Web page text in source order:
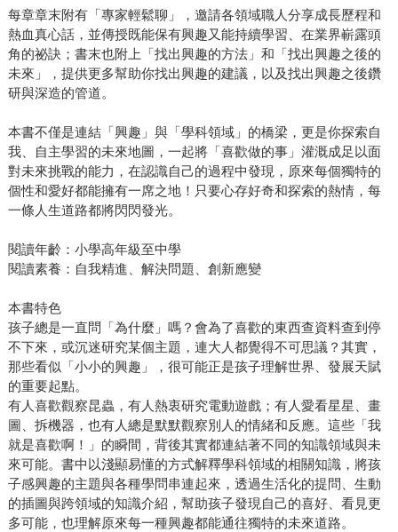
每章章末附有「專家輕鬆聊」，邀請各領域職人分享成長歷程和
熱血真心話，並傳授既能保有興趣又能持續學習、在業界嶄露頭
角的祕訣；書末也附上「找出興趣的方法」和「找出興趣之後的
未來」，提供更多幫助你找出興趣的建議，以及找出興趣之後鑽
研與深造的管道。
本書不僅是連結「興趣」與「學科領域」的橋梁，更是你探索自
我、自主學習的未來地圖，一起將「喜歡做的事」灌溉成足以面
對未來挑戰的能力，在認識自己的過程中發現，原來每個獨特的
個性和愛好都能擁有一席之地！只要心存好奇和探索的熱情，每
一條人生道路都將閃閃發光。
閱讀年齡：小學高年級至中學
閱讀素養：自我精進、解決問題、創新應變
本書特色
孩子總是一直問「為什麼」嗎？會為了喜歡的東西查資料查到停
不下來，或沉迷研究某個主題，連大人都覺得不可思議？其實，
那些看似「小小的興趣」，很可能正是孩子理解世界、發展天賦
的重要起點。
有人喜歡觀察昆蟲，有人熱衷研究電動遊戲；有人愛看星星、畫
圖、拆機器，也有人總是默默觀察別人的情緒和反應。這些「我
就是喜歡啊！」的瞬間，背後其實都連結著不同的知識領域與未
來可能。書中以淺顯易懂的方式解釋學科領域的相關知識，將孩
子感興趣的主題與各種學問串連起來，透過生活化的提問、生動
的插圖與跨領域的知識介紹，幫助孩子發現自己的喜好、看見更
多可能，也理解原來每一種興趣都能通往獨特的未來道路。